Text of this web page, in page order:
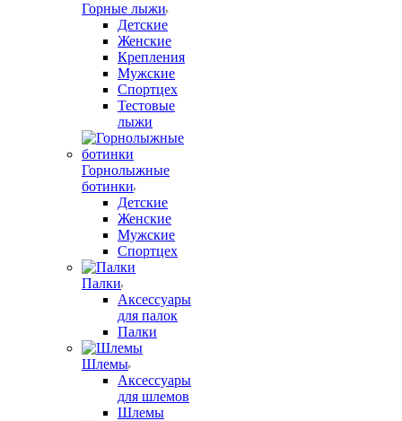
Горные лыжи
Детские
Женские
Крепления
Мужские
Спортцех
Тестовые
лыжи
Горнолыжные
ботинки
Детские
Женские
Мужские
Спортцех
Палки
Аксессуары
для палок
Палки
Шлемы
Аксессуары
для шлемов
Шлемы